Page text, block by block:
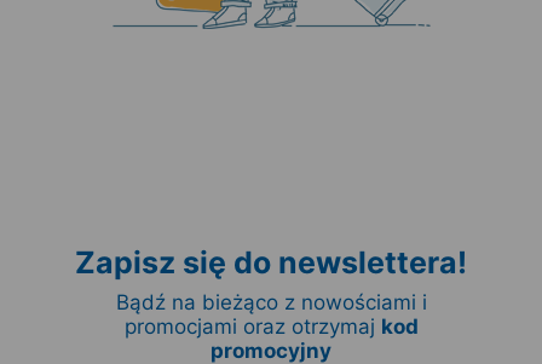
Zapisz się do newslettera!
Bądź na bieżąco z nowościami i
promocjami oraz otrzymaj kod
promocyjny